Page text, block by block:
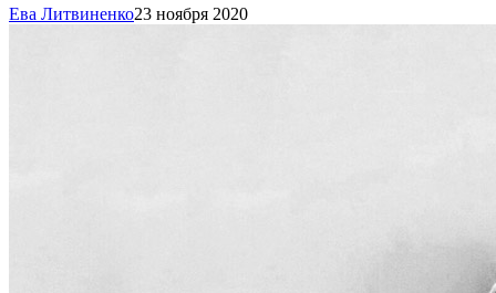
Ева Литвиненко23 ноября 2020